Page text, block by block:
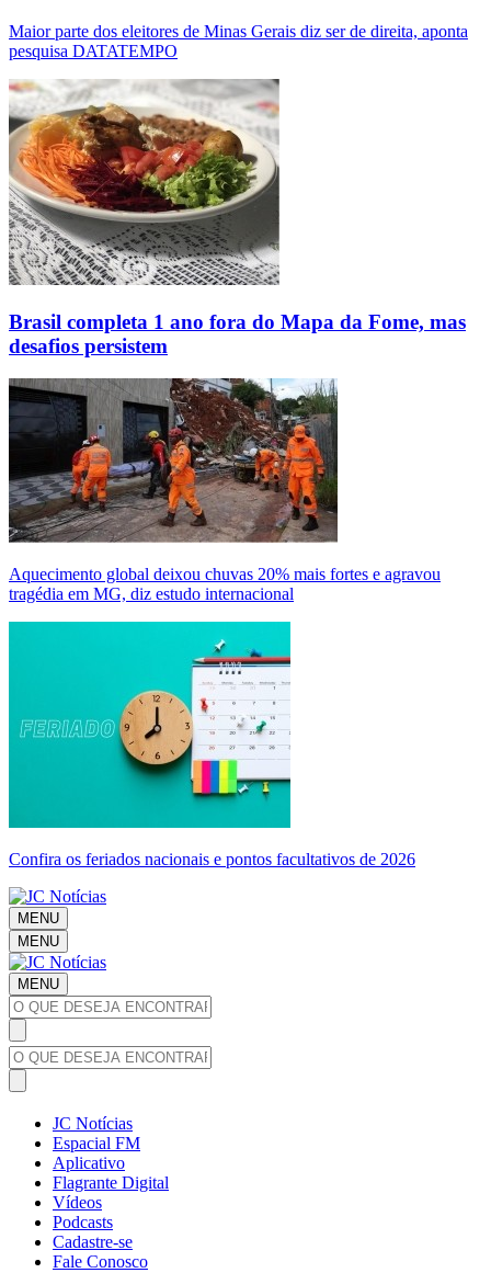
Maior parte dos eleitores de Minas Gerais diz ser de direita, aponta
pesquisa DATATEMPO
Brasil completa 1 ano fora do Mapa da Fome, mas
desafios persistem
Aquecimento global deixou chuvas 20% mais fortes e agravou
tragédia em MG, diz estudo internacional
Confira os feriados nacionais e pontos facultativos de 2026
MENU
MENU
MENU
JC Notícias
Espacial FM
Aplicativo
Flagrante Digital
Vídeos
Podcasts
Cadastre-se
Fale Conosco